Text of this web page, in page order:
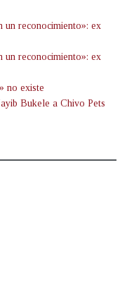
un reconocimiento»: ex
un reconocimiento»: ex
no existe
Bukele a Chivo Pets